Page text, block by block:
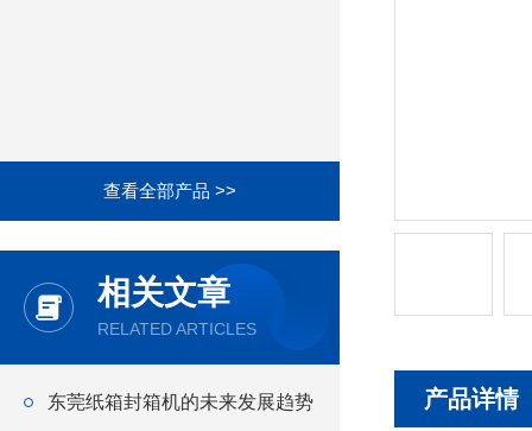
查看全部产品 >>
相关文章
RELATED ARTICLES
东莞纸箱封箱机的未来发展趋势 产品详情